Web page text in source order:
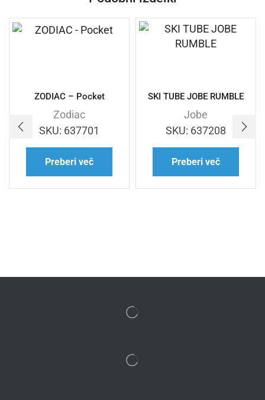
ZODIAC – Pocket
Zodiac
SKU: 637701
Preberi več
SKI TUBE JOBE RUMBLE
Jobe
SKU: 637208
Preberi več